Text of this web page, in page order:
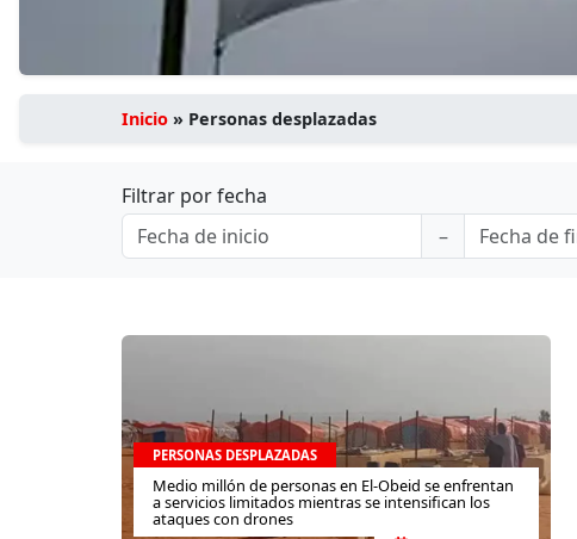
Inicio » Personas desplazadas
Filtrar por fecha
PERSONAS DESPLAZADAS
Medio millón de personas en El-Obeid se enfrentan
a servicios limitados mientras se intensifican los
ataques con drones